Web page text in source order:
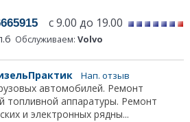
с 9.00 до 19.00
Обслуживаем: Volvo
Нап. отзыв
автомобилей. Ремонт
топливной аппаратуры. Ремонт
и электронных рядны...